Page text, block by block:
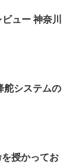
ュー 神奈川
舵システムの
授かってお